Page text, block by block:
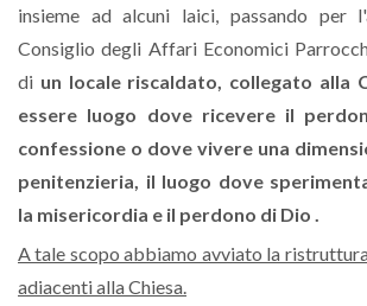
insieme ad alcuni laici, passando per
Consiglio degli Affari Economici
di un locale riscaldato, collegato alla
essere luogo dove ricevere il
confessione o dove vivere una
penitenzieria, il luogo dove
la misericordia e il perdono di Dio .
A tale scopo abbiamo avviato la
adiacenti alla Chiesa.